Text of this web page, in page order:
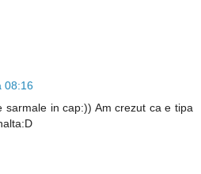
08:16
sarmale in cap:)) Am crezut ca e tipa